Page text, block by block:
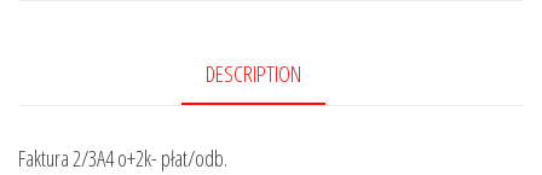
DESCRIPTION
Faktura 2/3A4 o+2k- płat/odb.